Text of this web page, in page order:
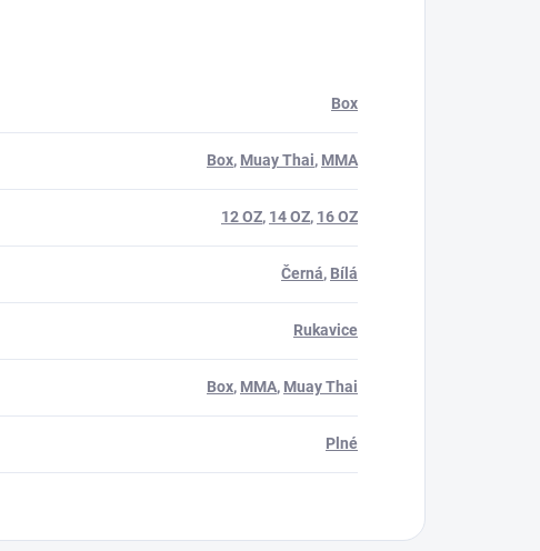
Box
Box, Muay Thai, MMA
12 OZ, 14 OZ, 16 OZ
Černá, Bílá
Rukavice
Box, MMA, Muay Thai
Plné